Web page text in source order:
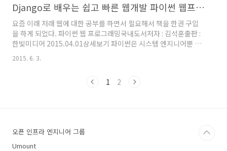
라고 작성이 되어있는데,표지부터 먼가 교육적이
다.ㅎㅎ 우선 이책을 선택한 이유는 파이썬으로
업무용 혹은 API용으로 필요한 만큼만 개발해서
쓰다보니제대로 된 파이썬 앱을 만들어 본적이
없었다.-> 이욜 제목이랑 똑같아 타겟 독자가 10
대이다 보니 정말 책이 쉽게 크게크게 설명되어
못봤기 때문에 이어지는 내용에 대..
Django로 배우는 쉽고 빠른 웹개발 파이썬 웹프로그래밍
요즘 이래 저래 웹에 대한 공부를 하면서 필요해서 책을 한권 구입
을 하게 되었다. 파이썬 웹 프로그래밍국내도서저자 : 김석훈출판 :
한빛미디어 2015.04.01상세보기 파이썬은 시스템 엔지니어뿐 아
니라 널리 쉽게 쓸수 있는 언어고,장고와 플라스크는 예전에 운영툴
만들때 간단간단하게 써본지라 좀 제대로 써보고 싶어서장고 책을
할 수 있을 만큼 쉽게 작성되어 있다. 물론 완전 처음이면 따라하기
2015. 6. 3.
1 2
오픈 인프라 엔지니어 그룹
Umount